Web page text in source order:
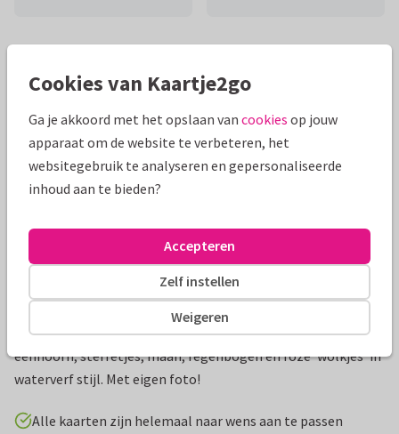
Productinformatie
Lieve uitnodiging voor een vormsel van een meisje met
eenhoorn, sterretjes, maan, regenbogen en roze 'wolkjes' in
waterverf stijl. Met eigen foto!
Alle kaarten zijn helemaal naar wens aan te passen
Cookies van Kaartje2go
Ga je akkoord met het opslaan van cookies op jouw
apparaat om de website te verbeteren, het
websitegebruik te analyseren en gepersonaliseerde
inhoud aan te bieden?
Weigeren
Zelf instellen
Accepteren